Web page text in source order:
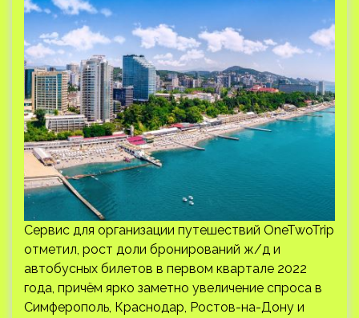
Сервис для организации путешествий OneTwoTrip
отметил, рост доли бронирований ж/д и
автобусных билетов в первом квартале 2022
года, причём ярко заметно увеличение спроса в
Симферополь, Краснодар, Ростов-на-Дону и